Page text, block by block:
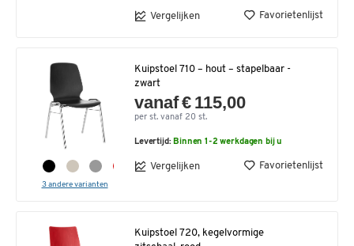
Vergelijken Favorietenlijst
3 andere varianten
Kuipstoel 710 – hout – stapelbaar -
zwart
vanaf € 115,00
per st. vanaf 20 st.
Levertijd:Binnen 1-2 werkdagen bij u
Vergelijken Favorietenlijst
Kuipstoel 720, kegelvormige